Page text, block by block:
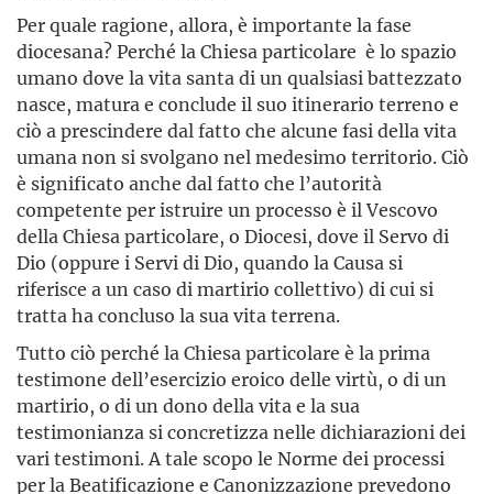
Per quale ragione, allora, è importante la fase
diocesana? Perché la Chiesa particolare è lo spazio
umano dove la vita santa di un qualsiasi battezzato
nasce, matura e conclude il suo itinerario terreno e
ciò a prescindere dal fatto che alcune fasi della vita
umana non si svolgano nel medesimo territorio. Ciò
è significato anche dal fatto che l’autorità
competente per istruire un processo è il Vescovo
della Chiesa particolare, o Diocesi, dove il Servo di
Dio (oppure i Servi di Dio, quando la Causa si
riferisce a un caso di martirio collettivo) di cui si
tratta ha concluso la sua vita terrena.
Tutto ciò perché la Chiesa particolare è la prima
testimone dell’esercizio eroico delle virtù, o di un
martirio, o di un dono della vita e la sua
testimonianza si concretizza nelle dichiarazioni dei
vari testimoni. A tale scopo le Norme dei processi
per la Beatificazione e Canonizzazione prevedono